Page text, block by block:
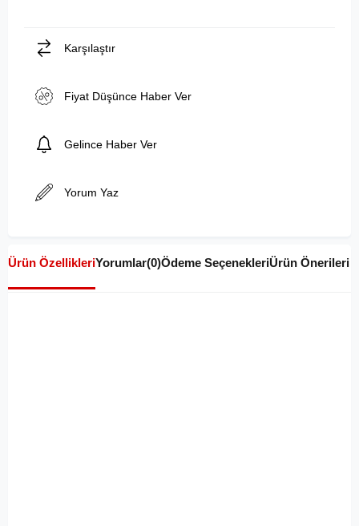
Karşılaştır
Fiyat Düşünce Haber Ver
Gelince Haber Ver
Yorum Yaz
Ürün ÖzellikleriYorumlar(0)Ödeme SeçenekleriÜrün Önerileri